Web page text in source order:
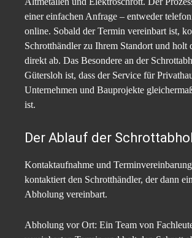
einer einfachen Anfrage – entweder
online. Sobald der Termin vereinbart ist,
Schrotthändler zu Ihrem Standort und holt
direkt ab. Das Besondere an der
Gütersloh ist, dass der Service für
Unternehmen und Bauprojekte
ist.
Der Ablauf der
Kontaktaufnahme und
kontaktiert den Schrotthändler, der dann
Abholung vereinbart.
Abholung vor Ort: Ein Team von